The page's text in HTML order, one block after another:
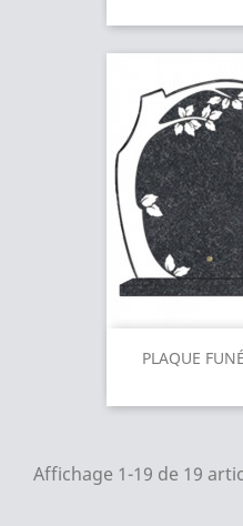
PLAQUE
Affichage 1-19 de 19